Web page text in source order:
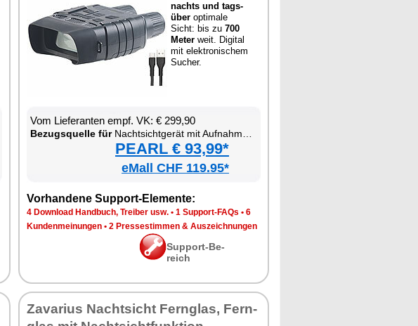
nachts und tags­
über op­ti­ma­le
Sicht: bis zu 700
Me­ter weit. Di­gi­tal
mit elek­tro­ni­schem
Su­cher.
Vom Lie­fe­ran­ten empf. VK: € 299,90
Be­zugs­quel­le fürNacht­sicht­ge­rät mit Auf­nah­me­funk­ti­on
PEARL € 93,99*
eMall CHF 119.95*
Vor­han­de­ne Sup­port-Ele­men­te:
4 Down­load Hand­buch, Trei­ber usw. • 1 Sup­port-FAQs • 6
Kun­den­mei­nun­gen • 2 Pres­se­stim­men & Aus­zeich­nun­gen
Sup­port-Be­
reich
Za­va­ri­us Nacht­sicht Fern­glas, Fern­